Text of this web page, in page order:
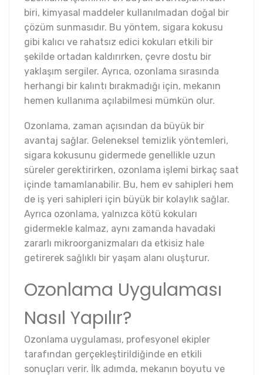
biri, kimyasal maddeler kullanılmadan doğal bir
çözüm sunmasıdır. Bu yöntem, sigara kokusu
gibi kalıcı ve rahatsız edici kokuları etkili bir
şekilde ortadan kaldırırken, çevre dostu bir
yaklaşım sergiler. Ayrıca, ozonlama sırasında
herhangi bir kalıntı bırakmadığı için, mekanın
hemen kullanıma açılabilmesi mümkün olur.
Ozonlama, zaman açısından da büyük bir
avantaj sağlar. Geleneksel temizlik yöntemleri,
sigara kokusunu gidermede genellikle uzun
süreler gerektirirken, ozonlama işlemi birkaç saat
içinde tamamlanabilir. Bu, hem ev sahipleri hem
de iş yeri sahipleri için büyük bir kolaylık sağlar.
Ayrıca ozonlama, yalnızca kötü kokuları
gidermekle kalmaz, aynı zamanda havadaki
zararlı mikroorganizmaları da etkisiz hale
getirerek sağlıklı bir yaşam alanı oluşturur.
Ozonlama Uygulaması
Nasıl Yapılır?
Ozonlama uygulaması, profesyonel ekipler
tarafından gerçekleştirildiğinde en etkili
sonuçları verir. İlk adımda, mekanın boyutu ve